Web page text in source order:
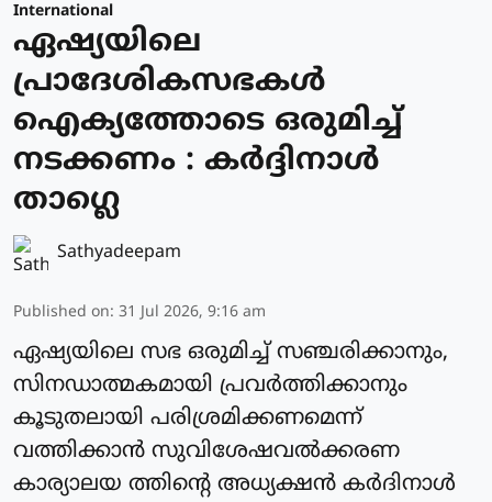
International
ഏഷ്യയിലെ
പ്രാദേശികസഭകള്‍
ഐക്യത്തോടെ ഒരുമിച്ച്
നടക്കണം : കര്‍ദ്ദിനാള്‍
താഗ്ലെ
Sathyadeepam
Published on: 31 Jul 2026, 9:16 am
ഏഷ്യയിലെ സഭ ഒരുമിച്ച് സഞ്ചരിക്കാനും,
സിനഡാത്മകമായി പ്രവര്‍ത്തിക്കാനും
കൂടുതലായി പരിശ്രമിക്കണമെന്ന്
വത്തിക്കാന്‍ സുവിശേഷവൽക്കരണ
കാര്യാലയ ത്തിന്റെ അധ്യക്ഷന്‍ കർദിനാള്‍